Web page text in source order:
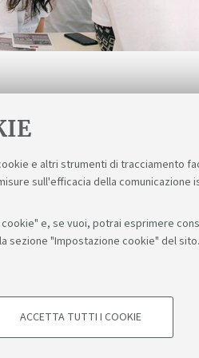
e altri strumenti di tracciamento
sull'efficacia della
e, se vuoi, potrai esprimere
sezione "Impostazione cookie" del sito.
COOKIE TECNICI -
ACCETTA TUTTI I COOKIE
33 - 40126 Bologna - PI: